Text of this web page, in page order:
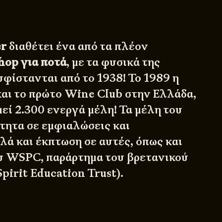
διαθέτει ένα από τα πλέον
για ποτά, με τα φυσικά της
από το 1938! Το 1989 η
το πρώτο Wine Club στην Ελλάδα,
2.300 ενεργά μέλη! Τα μέλη του
σε εμφιαλώσεις και
και έκπτωση σε αυτές, όπως και
WSPC, παράρτημα του βρετανικού
Education Trust).